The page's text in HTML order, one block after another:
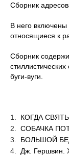
Сборник
В него включены
относящиеся к
Сборник
буги-вуги.
КОГДА
СОБАЧКА
БОЛЬШОЙ
Дж.